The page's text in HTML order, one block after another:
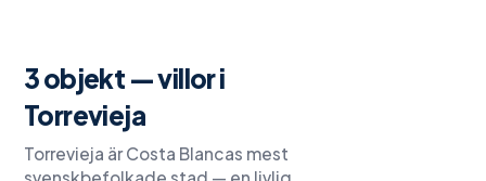
3objekt —villori
Torrevieja
Torrevieja är Costa Blancas mest